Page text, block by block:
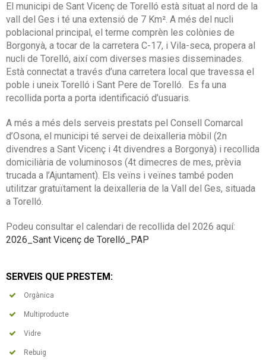
El municipi de Sant Vicenç de Torelló està situat al nord de la
vall del Ges i té una extensió de 7 Km². A més del nucli
poblacional principal, el terme comprèn les colònies de
Borgonyà, a tocar de la carretera C-17, i Vila-seca, propera al
nucli de Torelló, així com diverses masies disseminades.
Està connectat a través d’una carretera local que travessa el
poble i uneix Torelló i Sant Pere de Torelló. Es fa una
recollida porta a porta identificació d’usuaris.
A més a més dels serveis prestats pel Consell Comarcal
d’Osona, el municipi té servei de deixalleria mòbil (2n
divendres a Sant Vicenç i 4t divendres a Borgonyà) i recollida
domiciliària de voluminosos (4t dimecres de mes, prèvia
trucada a l’Ajuntament). Els veïns i veïnes també poden
utilitzar gratuïtament la deixalleria de la Vall del Ges, situada
a Torelló.
Podeu consultar el calendari de recollida del 2026 aquí:
2026_Sant Vicenç de Torelló_PAP
SERVEIS QUE PRESTEM:
Orgànica
Multiproducte
Vidre
Rebuig